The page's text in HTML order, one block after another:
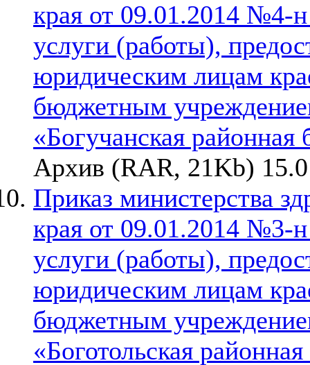
края от 09.01.2014 №4-
услуги (работы),
юридическим лицам
бюджетным
«Богучанская районная
Архив (RAR, 21Kb)
Приказ министерства
края от 09.01.2014 №3-
услуги (работы),
юридическим лицам
бюджетным
«Боготольская